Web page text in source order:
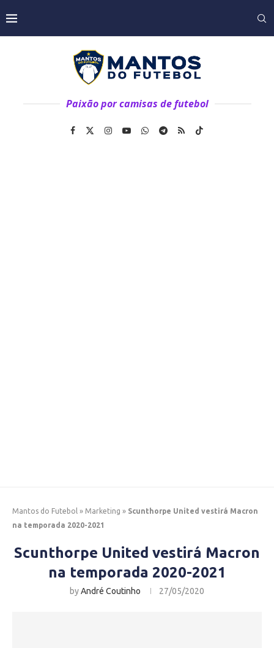
Paixão por camisas de futebol
Mantos do Futebol » Marketing » Scunthorpe United vestirá Macron
na temporada 2020-2021
Scunthorpe United vestirá Macron
na temporada 2020-2021
byAndré Coutinho 27/05/2020